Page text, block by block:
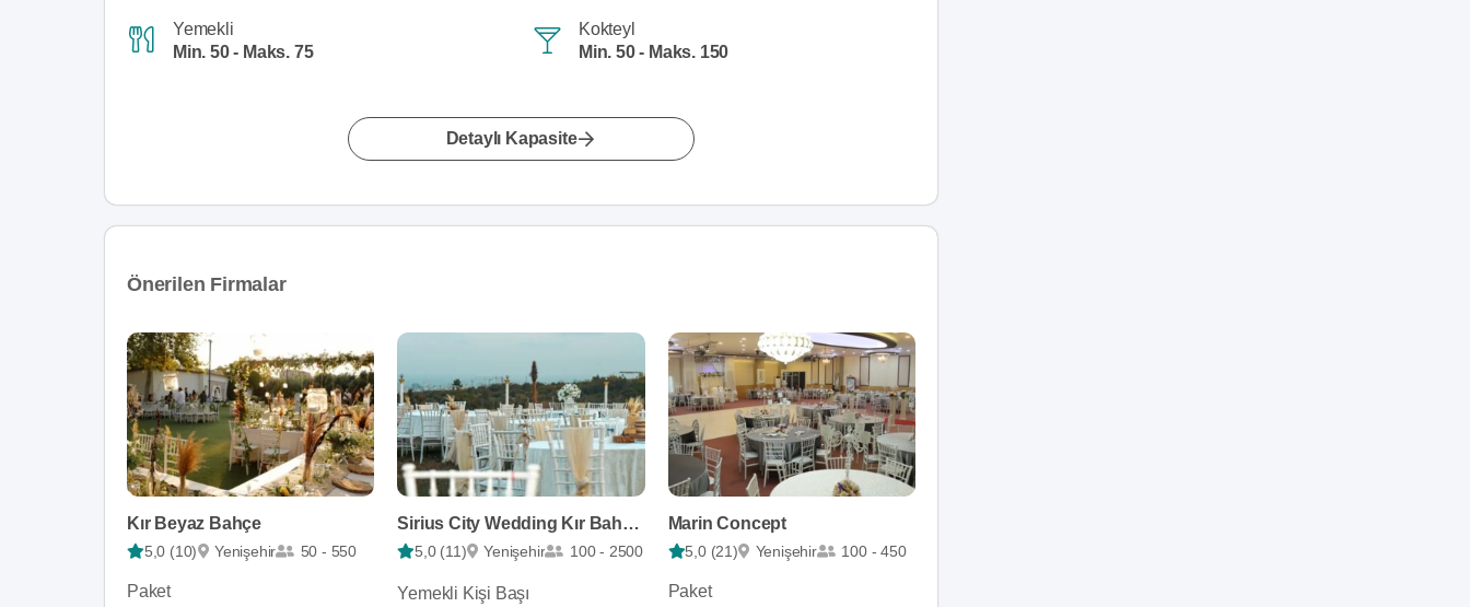
Yemekli
Min. 50 - Maks. 75
Kokteyl
Min. 50 - Maks. 150
Detaylı Kapasite
Önerilen Firmalar
Kır Beyaz Bahçe
5,0 (10) Yenişehir 50 - 550
Paket
Sirius City Wedding Kır Bahçesi
5,0 (11) Yenişehir 100 - 2500
Yemekli Kişi Başı
Marin Concept
5,0 (21) Yenişehir 100 - 450
Paket